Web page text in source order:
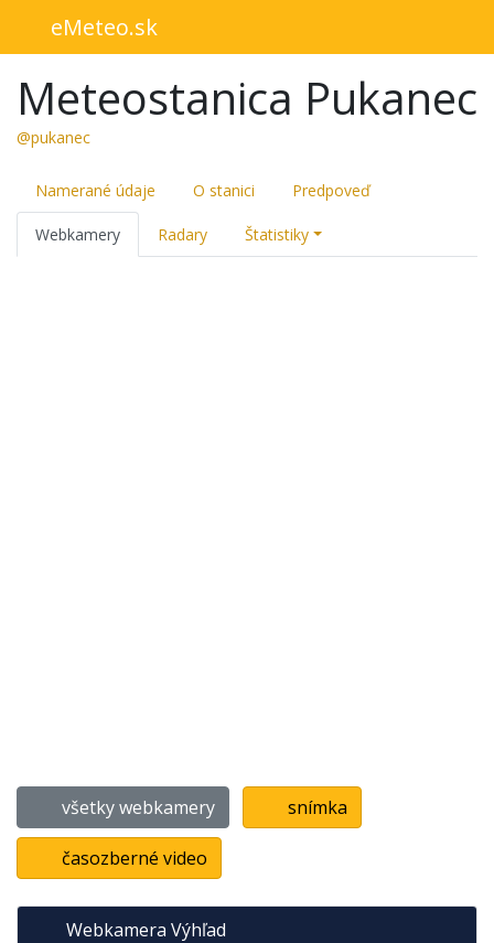
eMeteo.sk
Meteostanica Pukanec
@pukanec
Namerané údaje O stanici Predpoveď
Webkamery Radary Štatistiky
všetky webkamery snímka
časozberné video
Webkamera Výhľad